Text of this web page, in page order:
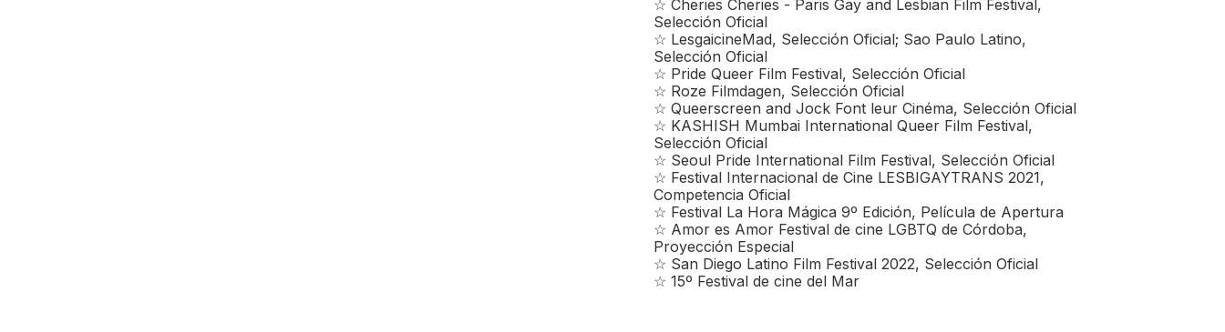
☆ Cheries Cheries - Paris Gay and Lesbian Film Festival,
Selección Oficial
☆ LesgaicineMad, Selección Oficial; Sao Paulo Latino,
Selección Oficial
☆ Pride Queer Film Festival, Selección Oficial
☆ Roze Filmdagen, Selección Oficial
☆ Queerscreen and Jock Font leur Cinéma, Selección Oficial
☆ KASHISH Mumbai International Queer Film Festival,
Selección Oficial
☆ Seoul Pride International Film Festival, Selección Oficial
☆ Festival Internacional de Cine LESBIGAYTRANS 2021,
Competencia Oficial
☆ Festival La Hora Mágica 9º Edición, Película de Apertura
☆ Amor es Amor Festival de cine LGBTQ de Córdoba,
Proyección Especial
☆ San Diego Latino Film Festival 2022, Selección Oficial
☆ 15º Festival de cine del Mar